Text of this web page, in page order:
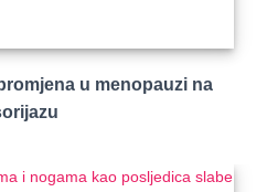
u menopauzi na